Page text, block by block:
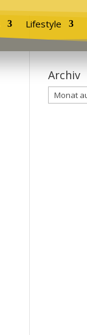
Lifestyle
Archiv
Archiv